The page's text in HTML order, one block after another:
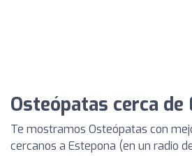
Osteópatas cerca de
Te mostramos Osteópatas con
cercanos a Estepona (en un radio